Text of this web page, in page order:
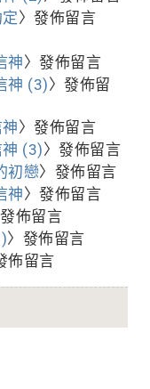
〉發佈留言
神〉發佈留言
神 (3)〉發佈留
〉發佈留言
(3)〉發佈留言
初戀〉發佈留言
神〉發佈留言
佈留言
〉發佈留言
佈留言